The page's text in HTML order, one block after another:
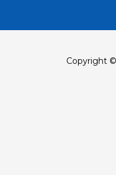
Copyright